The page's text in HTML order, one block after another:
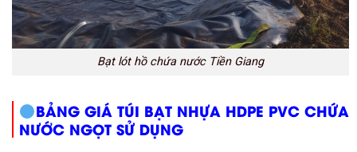
Bạt lót hồ chứa nước Tiền Giang
BẢNG GIÁ TÚI BẠT NHỰA HDPE PVC CHỨA
NƯỚC NGỌT SỬ DỤNG